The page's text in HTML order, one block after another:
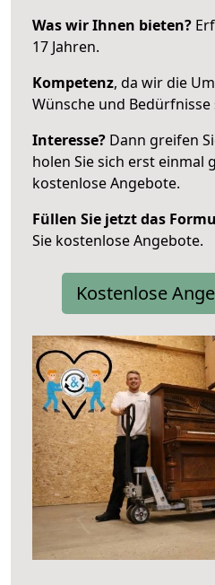
Was wir Ihnen bieten?
17 Jahren.
Kompetenz, da wir die
Wünsche und Bedürfnisse
Interesse? Dann greifen
holen Sie sich erst einmal
kostenlose Angebote.
Füllen Sie jetzt das
Sie kostenlose Angebote.
Kostenlose